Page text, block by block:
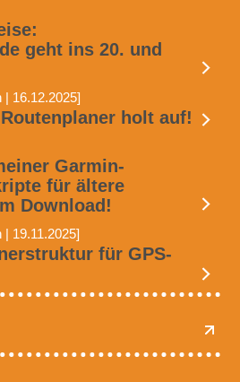
geht ins 20. und
16.12.2025]
holt auf!
Garmin-
für ältere
Download!
19.11.2025]
für GPS-